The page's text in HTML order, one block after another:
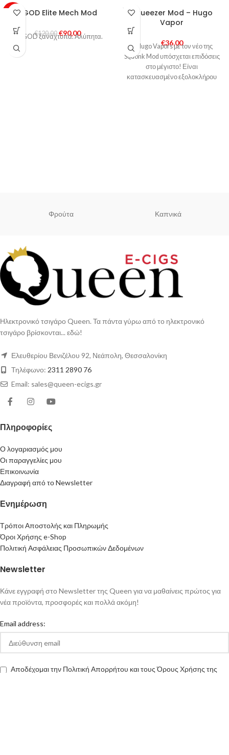
-25%
HOT
VGOD Elite Mech Mod
€120,00 €90,00
Η VGOD ξαναχτυπά. Αλύπητα.
SOLD
OUTSqueezer Mod – Hugo
Vapor
€36,00
Η Hugo Vapors με τον νέο της
Squonk Mod υπόσχεται επιδόσεις
στο μέγιστο! Είναι
κατασκευασμένο εξολοκλήρου
Φρούτα Καπνικά
Ηλεκτρονικό τσιγάρο Queen. Τα πάντα γύρω από το ηλεκτρονικό
τσιγάρο βρίσκονται... εδώ!
Ελευθερίου Βενιζέλου 92, Νεάπολη, Θεσσαλονίκη
Τηλέφωνο: 2311 2890 76
Email: sales@queen-ecigs.gr
Πληροφορίες
Ο λογαριασμός μου
Οι παραγγελίες μου
Επικοινωνία
Διαγραφή από το Newsletter
Ενημέρωση
Τρόποι Αποστολής και Πληρωμής
Όροι Χρήσης e-Shop
Πολιτική Ασφάλειας Προσωπικών Δεδομένων
Newsletter
Κάνε εγγραφή στο Newsletter της Queen για να μαθαίνεις πρώτος για
νέα προϊόντα, προσφορές και πολλά ακόμη!
Email address:
Αποδέχομαι την Πολιτική Απορρήτου και τους Όρους Χρήσης της